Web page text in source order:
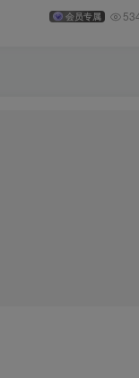
会员专属